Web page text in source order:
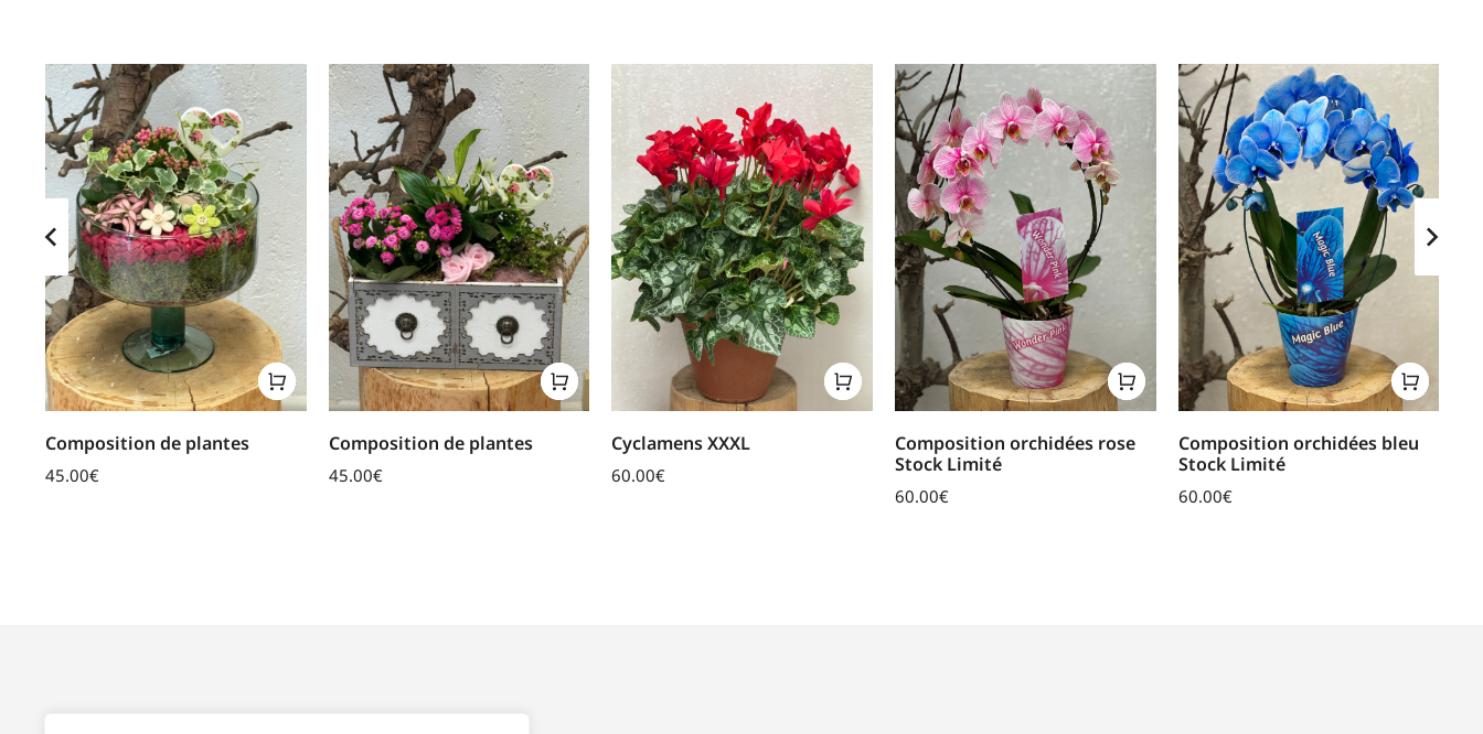
Composition de plantes
45.00€
Composition de plantes
45.00€
Cyclamens XXXL
60.00€
Composition orchidées rose
Stock Limité
60.00€
Composition orchidées bleu
Stock Limité
60.00€